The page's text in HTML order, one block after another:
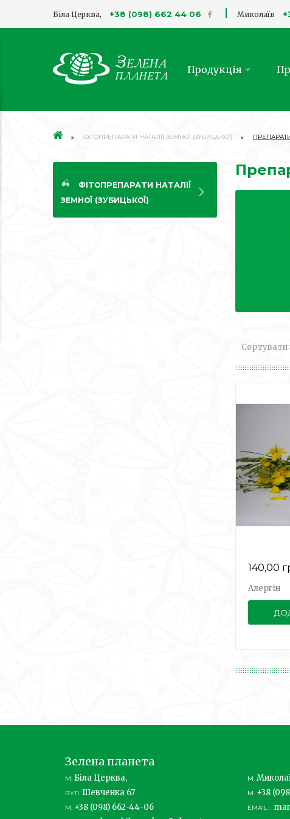
Біла Церква, +38 (098) 662 44 06 Миколаїв
Продукція
ФІТОПРЕПАРАТИ НАТАЛІЇ ЗЕМНОЇ (ЗУБИЦЬКОЇ)
ФІТОПРЕПАРАТИ НАТАЛІЇ
ЗЕМНОЇ (ЗУБИЦЬКОЇ)
Сортувати
140,00
Алергін
Зелена планета
М. Біла Церква,
ВУЛ. Шевченка 67
М. +38 (098) 662-44-06
М.
М. +38
EMAIL :